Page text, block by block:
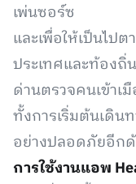
เพ่นซอร์ซ
และเพื่อให้เป็นไป
ประเทศและท้องถิ่
ด่านตรวจคนเข้าเ
ทั้งการเริ่มต้นเดิน
อย่างปลอดภัยอีก
การใช้งานแอพ